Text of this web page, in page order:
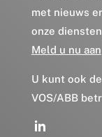
met nieuws
onze
Meld u nu aan
U kunt ook
VOS/ABB